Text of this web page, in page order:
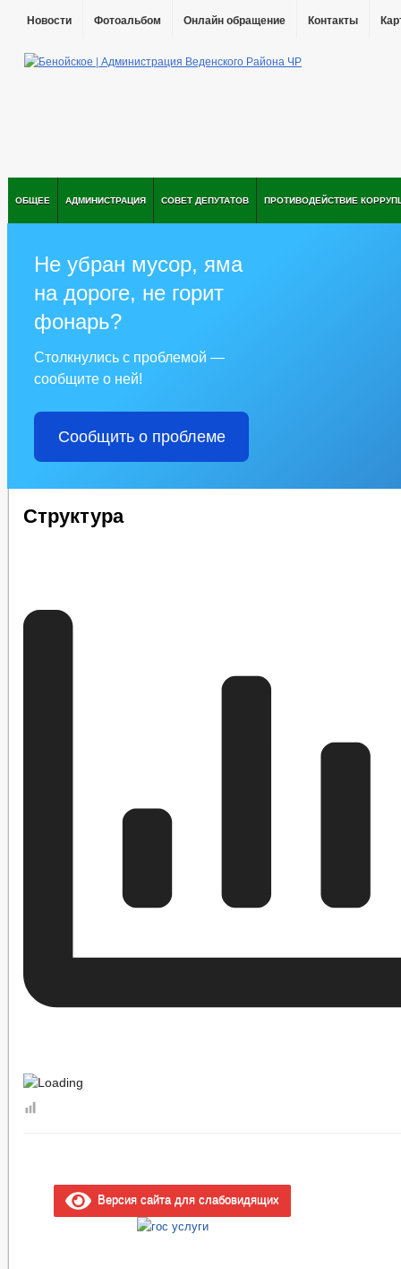
Новости Фотоальбом Онлайн обращение Контакты
ОБЩЕЕ АДМИНИСТРАЦИЯ СОВЕТ ДЕПУТАТОВ ПРОТИВОДЕЙСТВИЕ
Не убран мусор, яма
на дороге, не горит
фонарь?
Столкнулись с проблемой —
сообщите о ней!
Сообщить о проблеме
Структура
Версия сайта для слабовидящих